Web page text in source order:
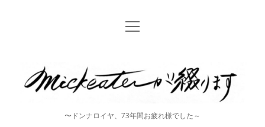
Home
open
mickeater
が
〜ドンナロイヤ、73年間お疲れ様でした～